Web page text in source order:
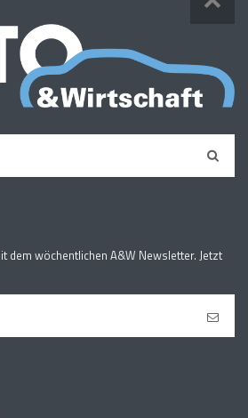
dem wöchentlichen A&W Newsletter. Jetzt